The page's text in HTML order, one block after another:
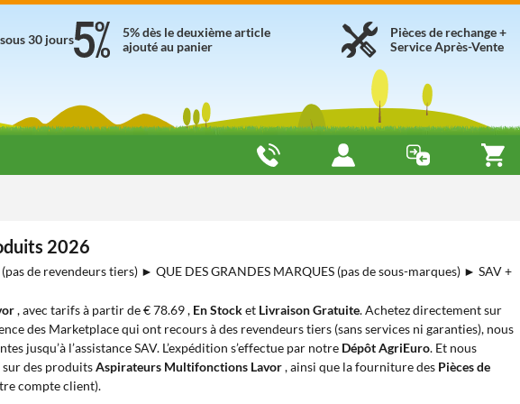
Pièces de rechange +
Service Après-Vente
5% dès le deuxième article
ajouté au panier
30 jours
2026
de revendeurs tiers) ► QUE DES GRANDES MARQUES (pas de sous-marques) ► SAV +
, avec tarifs à partir de € 78.69 , En Stocket Livraison Gratuite. Achetez directement sur
des Marketplace qui ont recours à des revendeurs tiers (sans services ni garanties), nous
jusqu’à l’assistance SAV. L’expédition s’effectue par notre Dépôt AgriEuro. Et nous
sur des produitsAspirateurs Multifonctions Lavor, ainsi que la fourniture des Pièces de
compte client).